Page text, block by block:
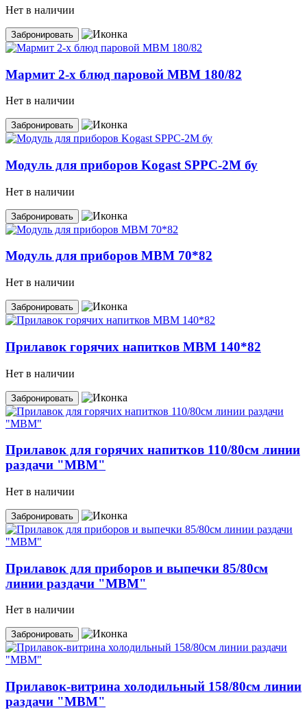
Нет в наличии
Забронировать
Мармит 2-х блюд паровой MBM 180/82
Нет в наличии
Забронировать
Модуль для приборов Kogast SPPC-2M бу
Нет в наличии
Забронировать
Модуль для приборов MBM 70*82
Нет в наличии
Забронировать
Прилавок горячих напитков MBM 140*82
Нет в наличии
Забронировать
Прилавок для горячих напитков 110/80см линии
раздачи "МВМ"
Нет в наличии
Забронировать
Прилавок для приборов и выпечки 85/80см
линии раздачи "МВМ"
Нет в наличии
Забронировать
Прилавок-витрина холодильный 158/80см линии
раздачи "МВМ"